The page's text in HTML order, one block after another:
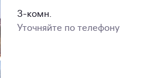
3-комн.
Уточняйте по телефону